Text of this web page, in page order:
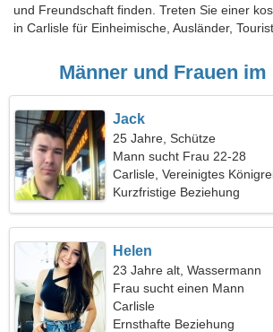
und Freundschaft finden. Treten Sie einer
in Carlisle für Einheimische, Ausländer,
Männer und Frauen im
Jack
25 Jahre, Schütze
Mann sucht Frau 22-28
Carlisle, Vereinigtes
Kurzfristige Beziehung
Helen
23 Jahre alt, Wassermann
Frau sucht einen Mann
Carlisle
Ernsthafte Beziehung